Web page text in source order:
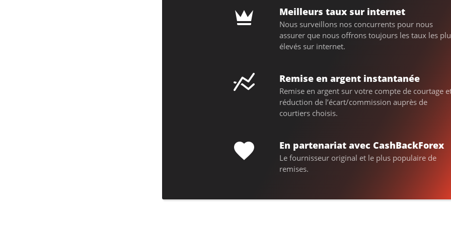
Meilleurs taux sur internet
Nous surveillons nos concurrents pour nous
assurer que nous offrons toujours les taux les
élevés sur internet.
Remise en argent instantanée
Remise en argent sur votre compte de courtage
réduction de l’écart/commission auprès de
courtiers choisis.
En partenariat avec CashBackForex
Le fournisseur original et le plus populaire de
remises.